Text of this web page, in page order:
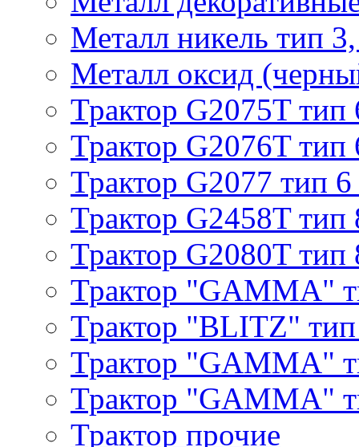
Металл никель тип
Металл оксид
Трактор G2075T тип
Трактор G2076T тип
Трактор G2077 тип 6
Трактор G2458T тип
Трактор G2080T тип
Трактор "GAMMA"
Трактор "BLITZ"
Трактор "GAMMA"
Трактор "GAMMA"
Трактор прочие